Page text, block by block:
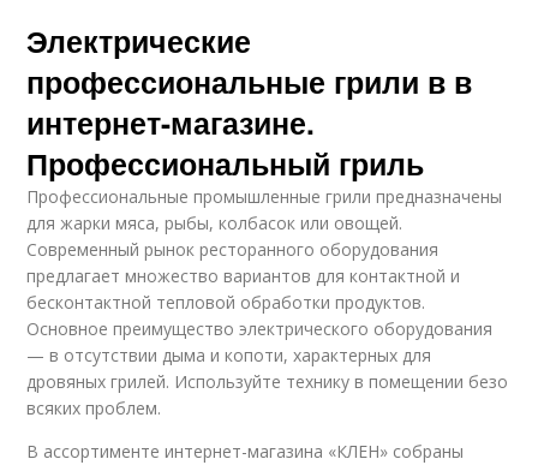
Электрические
профессиональные грили в в
интернет-магазине.
Профессиональный гриль
Профессиональные промышленные грили предназначены
для жарки мяса, рыбы, колбасок или овощей.
Современный рынок ресторанного оборудования
предлагает множество вариантов для контактной и
бесконтактной тепловой обработки продуктов.
Основное преимущество электрического оборудования
— в отсутствии дыма и копоти, характерных для
дровяных грилей. Используйте технику в помещении безо
всяких проблем.
В ассортименте интернет-магазина «КЛЕН» собраны